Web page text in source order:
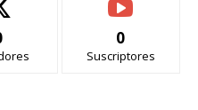
0
Suscriptores